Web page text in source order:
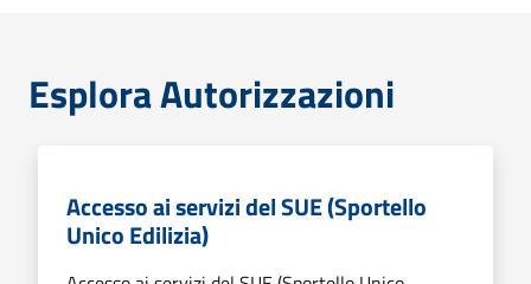
Esplora Autorizzazioni
Accesso ai servizi del SUE (Sportello
Unico Edilizia)